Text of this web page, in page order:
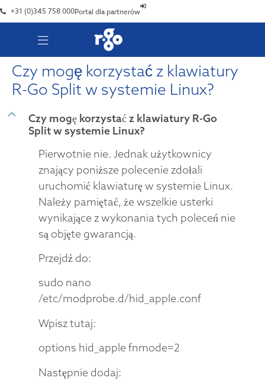
+31 (0)345 758 000Portal dla partnerów
Czy mogę korzystać z klawiatury
R-Go Split w systemie Linux?
B
Czy mogę korzystać z klawiatury R-Go
Split w systemie Linux?
Pierwotnie nie. Jednak użytkownicy
znający poniższe polecenie zdołali
uruchomić klawiaturę w systemie Linux.
Należy pamiętać, że wszelkie usterki
wynikające z wykonania tych poleceń nie
są objęte gwarancją.
Przejdź do:
sudo nano
/etc/modprobe.d/hid_apple.conf
Wpisz tutaj:
options hid_apple fnmode=2
Następnie dodaj: